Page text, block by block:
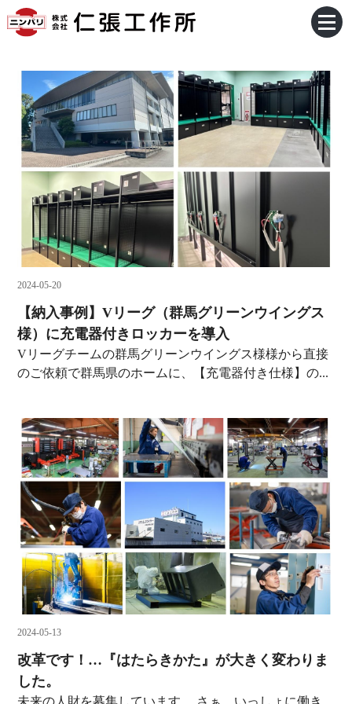
2024-05-20
【納入事例】Vリーグ（群馬グリーンウイングス
様）に充電器付きロッカーを導入
Vリーグチームの群馬グリーンウイングス様様から直接
のご依頼で群馬県のホームに、【充電器付き仕様】の...
2024-05-13
改革です！…『はたらきかた』が大きく変わりま
した。
未来の人財を募集しています。 さぁ、いっしょに働き